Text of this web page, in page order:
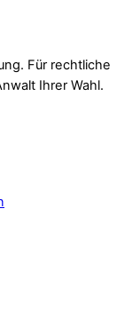
Für rechtliche
Ihrer Wahl.